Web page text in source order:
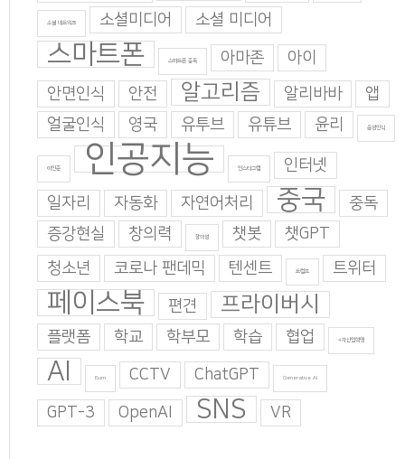
소셜 네트워크 소셜미디어 소셜 미디어
스마트폰 스마트폰 중독 아마존
아이
안면인식
안전 알고리즘 알리바바
앱
얼굴인식
영국 유투브 유튜브 윤리 음성인식
이인준 인공지능 인스타그램 인터넷
일자리 자동화 자연어처리 중국
중독
증강현실
창의력 창의성 챗봇
챗GPT
청소년
코로나 팬데믹 텐센트 트럼프 트위터
페이스북 편견 프라이버시
플랫폼 학교 학부모 학습 협업 4차산업혁명
AI Burn CCTV ChatGPT Generative AI
GPT-3 OpenAI SNS VR